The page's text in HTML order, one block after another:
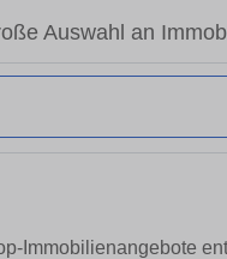
Auswahl an
Immobilienangebote